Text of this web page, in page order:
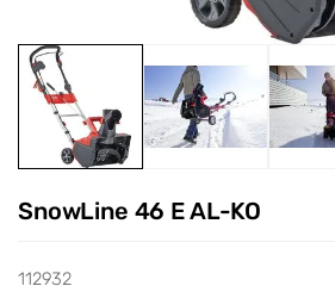
SnowLine 46 E AL-KO
112932